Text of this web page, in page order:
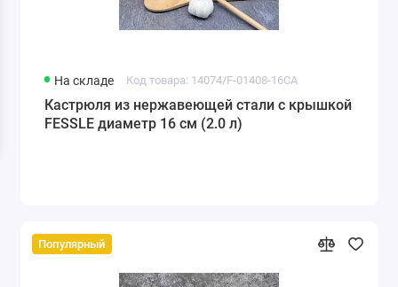
На складе Код товара: 14074/F-01408-16CA
Кастрюля из нержавеющей стали с крышкой
FESSLE диаметр 16 см (2.0 л)
Популярный